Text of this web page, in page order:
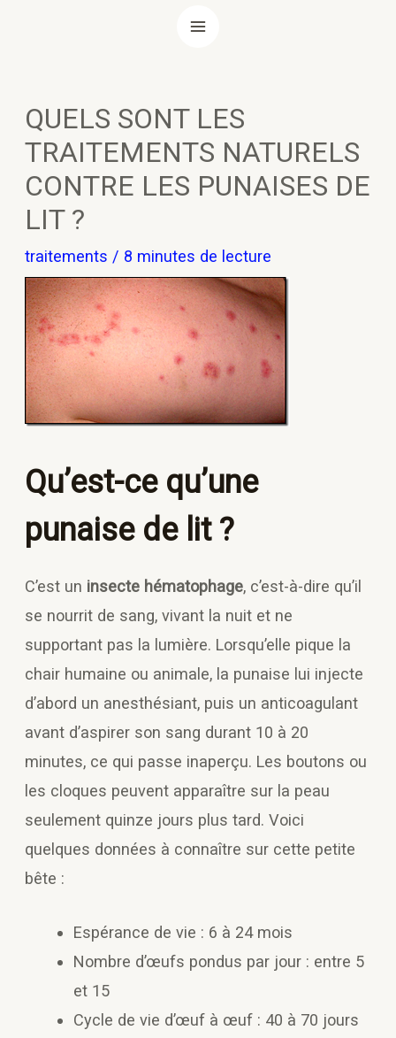
MAIN
QUELS SONT LES
TRAITEMENTS NATURELS
CONTRE LES PUNAISES DE
LIT ?
traitements / 8 minutes de lecture
Qu’est-ce qu’une
punaise de lit ?
C’est un insecte hématophage, c’est-à-dire qu’il
se nourrit de sang, vivant la nuit et ne
supportant pas la lumière. Lorsqu’elle pique la
chair humaine ou animale, la punaise lui injecte
d’abord un anesthésiant, puis un anticoagulant
avant d’aspirer son sang durant 10 à 20
minutes, ce qui passe inaperçu. Les boutons ou
les cloques peuvent apparaître sur la peau
seulement quinze jours plus tard. Voici
quelques données à connaître sur cette petite
bête :
Espérance de vie : 6 à 24 mois
Nombre d’œufs pondus par jour : entre 5
et 15
Cycle de vie d’œuf à œuf : 40 à 70 jours
des
articles